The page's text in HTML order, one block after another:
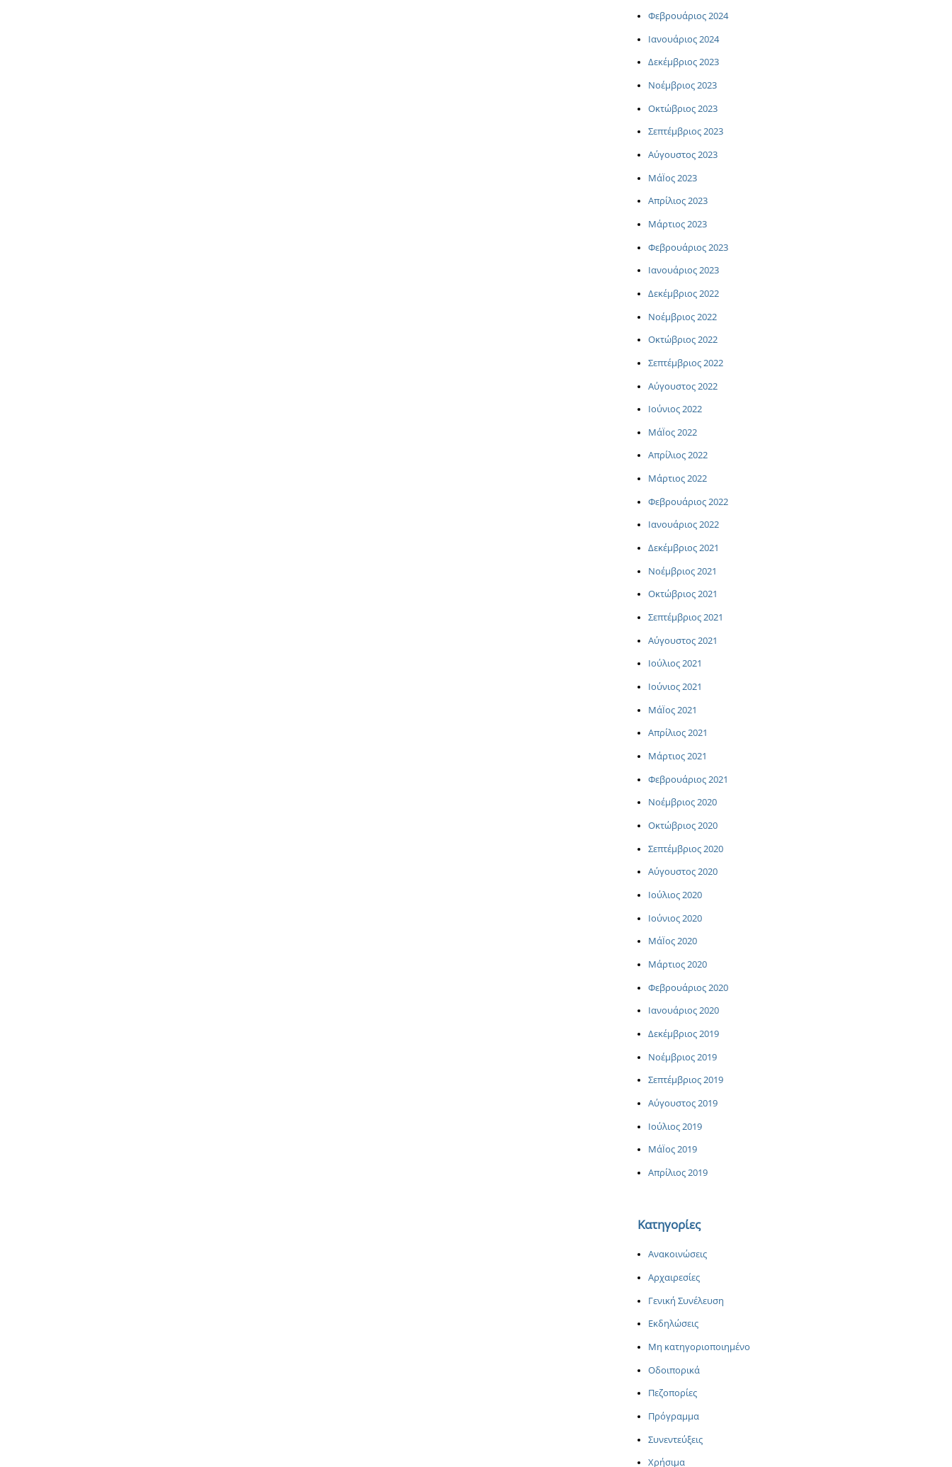
Φεβρουάριος 2024
Ιανουάριος 2024
Δεκέμβριος 2023
Νοέμβριος 2023
Οκτώβριος 2023
Σεπτέμβριος 2023
Αύγουστος 2023
ΜάΪος 2023
Απρίλιος 2023
Μάρτιος 2023
Φεβρουάριος 2023
Ιανουάριος 2023
Δεκέμβριος 2022
Νοέμβριος 2022
Οκτώβριος 2022
Σεπτέμβριος 2022
Αύγουστος 2022
Ιούνιος 2022
ΜάΪος 2022
Απρίλιος 2022
Μάρτιος 2022
Φεβρουάριος 2022
Ιανουάριος 2022
Δεκέμβριος 2021
Νοέμβριος 2021
Οκτώβριος 2021
Σεπτέμβριος 2021
Αύγουστος 2021
Ιούλιος 2021
Ιούνιος 2021
ΜάΪος 2021
Απρίλιος 2021
Μάρτιος 2021
Φεβρουάριος 2021
Νοέμβριος 2020
Οκτώβριος 2020
Σεπτέμβριος 2020
Αύγουστος 2020
Ιούλιος 2020
Ιούνιος 2020
ΜάΪος 2020
Μάρτιος 2020
Φεβρουάριος 2020
Ιανουάριος 2020
Δεκέμβριος 2019
Νοέμβριος 2019
Σεπτέμβριος 2019
Αύγουστος 2019
Ιούλιος 2019
ΜάΪος 2019
Απρίλιος 2019
Κατηγορίες
Ανακοινώσεις
Αρχαιρεσίες
Γενική Συνέλευση
Εκδηλώσεις
Μη κατηγοριοποιημένο
Οδοιπορικά
Πεζοπορίες
Πρόγραμμα
Συνεντεύξεις
Χρήσιμα